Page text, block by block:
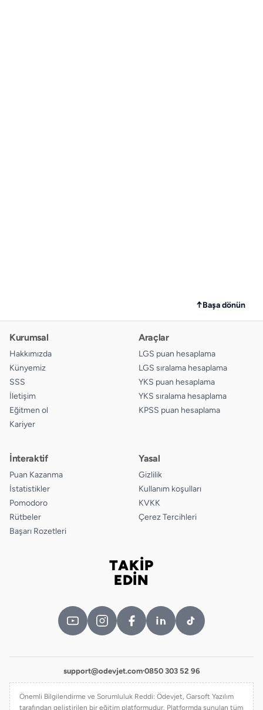
↑Başa dönün
Kurumsal
Hakkımızda
Künyemiz
SSS
İletişim
Eğitmen ol
Kariyer
Araçlar
LGS puan hesaplama
LGS sıralama hesaplama
YKS puan hesaplama
YKS sıralama hesaplama
KPSS puan hesaplama
İnteraktif
Puan Kazanma
İstatistikler
Pomodoro
Rütbeler
Başarı Rozetleri
Yasal
Gizlilik
Kullanım koşulları
KVKK
Çerez Tercihleri
TAKİP
EDİN
support@odevjet.com·0850 303 52 96
Önemli Bilgilendirme ve Sorumluluk Reddi: Ödevjet, Garsoft Yazılım
tarafından geliştirilen bir eğitim platformudur. Platformda sunulan tüm